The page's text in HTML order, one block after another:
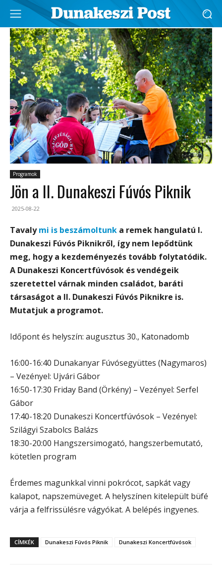
Programok
Jön a II. Dunakeszi Fúvós Piknik
2025-08-22
Tavalymi is beszámoltunk a remek hangulatú I.
Dunakeszi Fúvós Piknikről, így nem lepődtünk
meg, hogy a kezdeményezés tovább folytatódik.
A Dunakeszi Koncertfúvósok és vendégeik
szeretettel várnak minden családot, baráti
társaságot a II. Dunakeszi Fúvós Piknikre is.
Mutatjuk a programot.
Időpont és helyszín: augusztus 30., Katonadomb
16:00-16:40 Dunakanyar Fúvósegyüttes (Nagymaros)
– Vezényel: Ujvári Gábor
16:50-17:30 Friday Band (Örkény) – Vezényel: Serfel
Gábor
17:40-18:20 Dunakeszi Koncertfúvósok – Vezényel:
Szilágyi Szabolcs Balázs
18:30-20:00 Hangszersimogató, hangszerbemutató,
kötetlen program
Érdemes magunkkal vinni pokrócot, sapkát vagy
kalapot, napszemüveget. A helyszínen kitelepült büfé
várja a felfrissülésre vágyókat. A belépés ingyenes.
CÍMKÉK Dunakeszi Fúvós Piknik Dunakeszi Koncertfúvósok